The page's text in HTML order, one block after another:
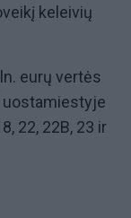
keleivių
eurų vertės
uostamiestyje
22, 22B, 23 ir